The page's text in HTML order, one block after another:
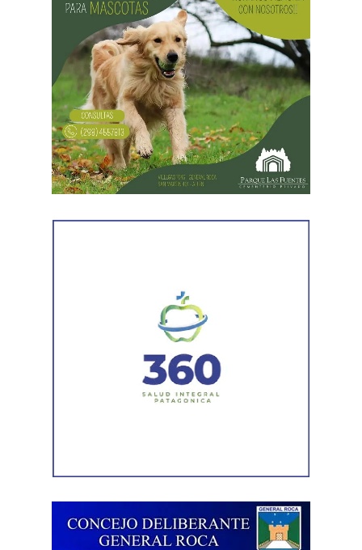
La discusión quedó centrada en una pregunta: cuál
era su capacidad económica real.
El primer tramo de la respuesta apareció en los
informes tributarios. La Agencia de Recaudación
Tributaria de Río Negro informó que el progenitor
figuraba inscripto en actividades vinculadas con
servicios gastronómicos, asesoramiento y gestión
empresarial.También registró vehículos a su nombre.
Luego llegaron los datos de la Municipalidad de
habilitación comercial vigente para un establecimiento
La Agencia de Recaudación y Control Aduanero sumó
más piezas. Según la sentencia,
el progenitor aparecía
registrado como socio, gerente o administrador en
distintas firmas. A esa información se agregó un
ni qué parte correspondía al progenitor.
La jueza también examinó una certificación contable que